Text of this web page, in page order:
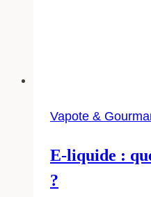
Vapote &
E-liquide :
?